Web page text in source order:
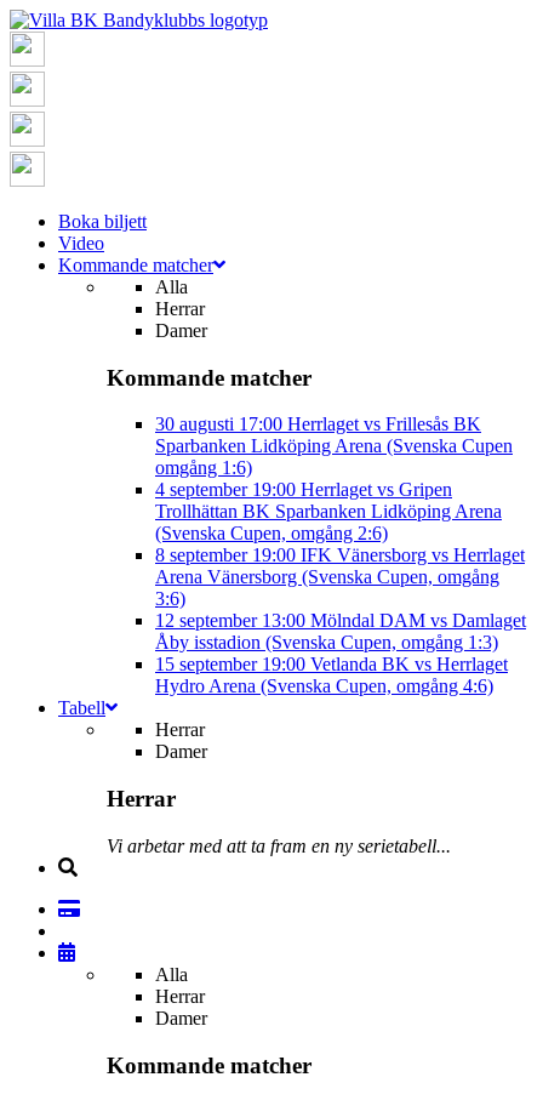
Boka biljett
Video
Kommande matcher
Alla
Herrar
Damer
Kommande matcher
30 augusti 17:00 Herrlaget vs Frillesås BK
Sparbanken Lidköping Arena (Svenska Cupen
omgång 1:6)
4 september 19:00 Herrlaget vs Gripen
Trollhättan BK Sparbanken Lidköping Arena
(Svenska Cupen, omgång 2:6)
8 september 19:00 IFK Vänersborg vs Herrlaget
Arena Vänersborg (Svenska Cupen, omgång
3:6)
12 september 13:00 Mölndal DAM vs Damlaget
Åby isstadion (Svenska Cupen, omgång 1:3)
15 september 19:00 Vetlanda BK vs Herrlaget
Hydro Arena (Svenska Cupen, omgång 4:6)
Tabell
Herrar
Damer
Herrar
Vi arbetar med att ta fram en ny serietabell...
Alla
Herrar
Damer
Kommande matcher